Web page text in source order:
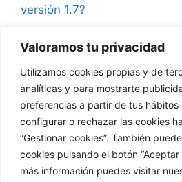
Valoramos tu privacidad
Utilizamos cookies propias y de
analíticas y para mostrarte
preferencias a partir de tus
configurar o rechazar las cookies
“Gestionar cookies”. También
cookies pulsando el botón “Aceptar
más información puedes visitar
versión 1.7?
seguidores
¿Qué son las notificaciones
Prestashop?
Comentarios recientes